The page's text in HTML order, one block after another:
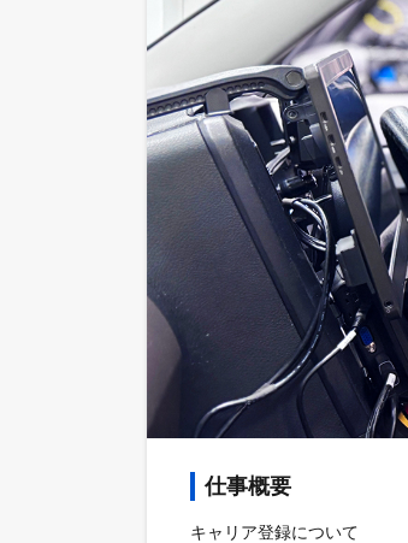
仕事概要
キャリア登録について